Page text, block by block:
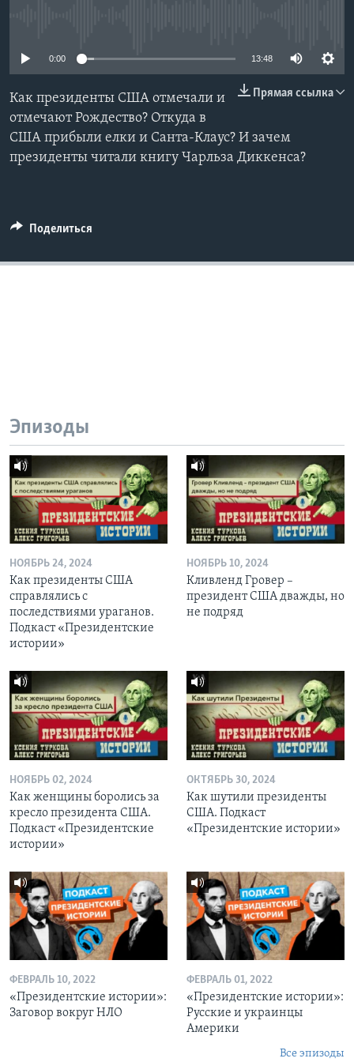
Языки
0:00 13:48
Прямая ссылка
Как президенты США отмечали и
отмечают Рождество? Откуда в
США прибыли елки и Санта-Клаус? И зачем
президенты читали книгу Чарльза Диккенса?
Поделиться
Эпизоды
НОЯБРЬ 24, 2024
Как президенты США
справлялись с
последствиями ураганов.
Подкаст «Президентские
истории»
НОЯБРЬ 10, 2024
Кливленд Гровер –
президент США дважды, но
не подряд
НОЯБРЬ 02, 2024
Как женщины боролись за
кресло президента США.
Подкаст «Президентские
истории»
ОКТЯБРЬ 30, 2024
Как шутили президенты
США. Подкаст
«Президентские истории»
ФЕВРАЛЬ 10, 2022
«Президентские истории»:
Заговор вокруг НЛО
ФЕВРАЛЬ 01, 2022
«Президентские истории»:
Русские и украинцы
Америки
Все эпизоды